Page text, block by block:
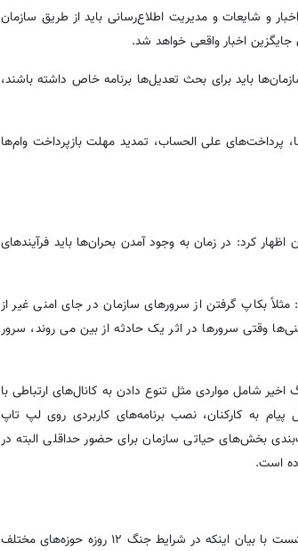
و شایعات و مدیریت اطلاع‌رسانی باید از طریق سازمان
جایگزین اخبار واقعی خواهد شد.
باید برای بحث تعدیل‌ها برنامه خاص داشته باشند،
علی الحساب، تمدید مهلت بازپرداخت وام‌ها
کرد: در زمان به وجود آمدن بحران‌ها باید فرآیندهای
بکاپ گرفتن از سرورهای سازمان در جای امنی غیر از
وقتی سرورها در اثر یک حادثه از بین می روند، سرور
شامل مواردی مثل تنوع دادن به کانال‌های ارتباطی با
پیام به کارکنان، نصب برنامه‌های کاربردی روی لپ تاپ
بخش‌های حیاتی سازمان برای حضور حداقلی البته در
است.
سیدحسین موسوی، سرپرست مرکز نوسازی و تحول اداری شهرداری تهران هم در این نشست با بیان اینکه در شرایط جنگ ۱۲ روزه حوزه‌های مختلف